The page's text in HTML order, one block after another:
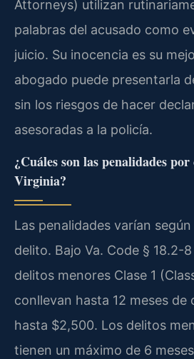
Attorneys) utilizan
palabras del acusado como
juicio. Su inocencia es su
abogado puede presentarla
sin los riesgos de hacer
asesoradas a la policía.
¿Cuáles son las penalidades
Virginia?
Las penalidades varían
delito. Bajo Va. Code § 18.2-
delitos menores Clase 1
conllevan hasta 12 meses de
hasta $2,500. Los delitos
tienen un máximo de 6